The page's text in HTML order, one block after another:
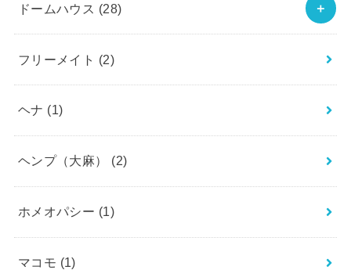
ドームハウス (28)
フリーメイト (2)
ヘナ (1)
ヘンプ（大麻） (2)
ホメオパシー (1)
マコモ (1)